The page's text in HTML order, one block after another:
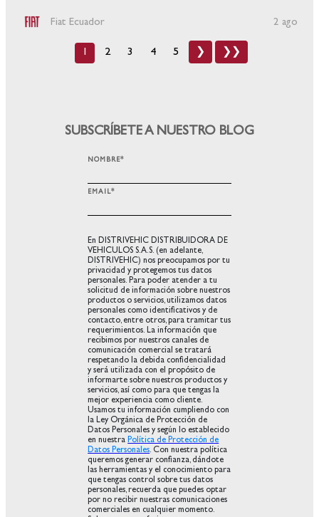
Fiat Ecuador 2 ago
1 2 3 4 5 ❯ ❯❯
SUBSCRÍBETE A NUESTRO BLOG
NOMBRE*
EMAIL*
En DISTRIVEHIC DISTRIBUIDORA DE
VEHICULOS S.A.S. (en adelante,
DISTRIVEHIC) nos preocupamos por tu
privacidad y protegemos tus datos
personales. Para poder atender a tu
solicitud de información sobre nuestros
productos o servicios, utilizamos datos
personales como identificativos y de
contacto, entre otros, para tramitar tus
requerimientos. La información que
recibimos por nuestros canales de
comunicación comercial se tratará
respetando la debida confidencialidad
y será utilizada con el propósito de
informarte sobre nuestros productos y
servicios, así como para que tengas la
mejor experiencia como cliente.
Usamos tu información cumpliendo con
la Ley Orgánica de Protección de
Datos Personales y según lo establecido
en nuestraPolítica de Protección de
Datos Personales. Con nuestra política
queremos generar confianza, dándote
las herramientas y el conocimiento para
que tengas control sobre tus datos
personales, recuerda que puedes optar
por no recibir nuestras comunicaciones
comerciales en cualquier momento.